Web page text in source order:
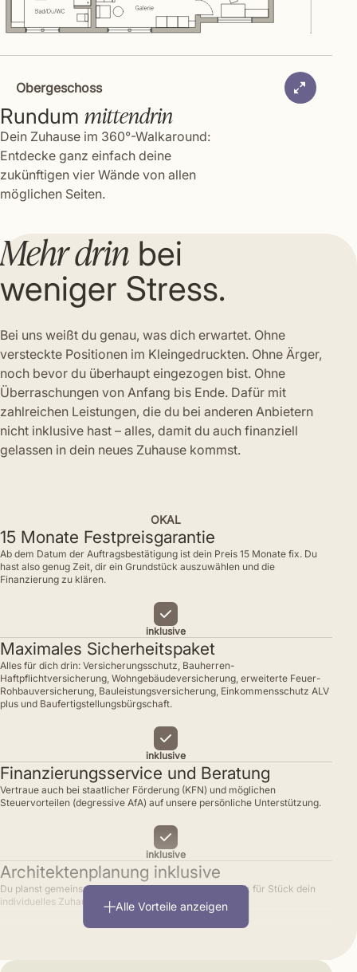
Obergeschoss
Rundum mittendrin
Dein Zuhause im 360°-Walkaround:
Entdecke ganz einfach deine
zukünftigen vier Wände von allen
möglichen Seiten.
Mehr drin bei
weniger Stress.
Bei uns weißt du genau, was dich erwartet. Ohne
versteckte Positionen im Kleingedruckten. Ohne Ärger,
noch bevor du überhaupt eingezogen bist. Ohne
Überraschungen von Anfang bis Ende. Dafür mit
zahlreichen Leistungen, die du bei anderen Anbietern
nicht inklusive hast – alles, damit du auch finanziell
gelassen in dein neues Zuhause kommst.
OKAL
15 Monate Festpreisgarantie
Ab dem Datum der Auftragsbestätigung ist dein Preis 15 Monate fix. Du
hast also genug Zeit, dir ein Grundstück auszuwählen und die
Finanzierung zu klären.
inklusive
Maximales Sicherheitspaket
Alles für dich drin: Versicherungsschutz, Bauherren-
Haftpflichtversicherung, Wohngebäudeversicherung, erweiterte Feuer-
Rohbauversicherung, Bauleistungsversicherung, Einkommensschutz ALV
plus und Baufertigstellungsbürgschaft.
inklusive
Finanzierungsservice und Beratung
Vertraue auch bei staatlicher Förderung (KFN) und möglichen
Steuervorteilen (degressive AfA) auf unsere persönliche Unterstützung.
inklusive
Architektenplanung inklusive
Du planst gemeinsam mit erfahrenen Architekten Stück für Stück dein
individuelles Zuhause.
Alle Vorteile anzeigen